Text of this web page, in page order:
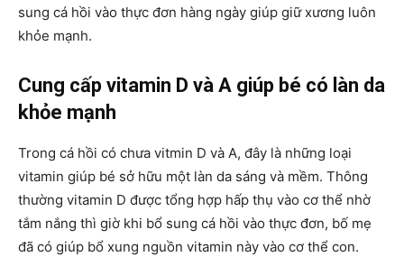
sung cá hồi vào thực đơn hàng ngày giúp giữ xương luôn
khỏe mạnh.
Cung cấp vitamin D và A giúp bé có làn da
khỏe mạnh
Trong cá hồi có chưa vitmin D và A, đây là những loại
vitamin giúp bé sở hữu một làn da sáng và mềm. Thông
thường vitamin D được tổng hợp hấp thụ vào cơ thể nhờ
tắm nắng thì giờ khi bổ sung cá hồi vào thực đơn, bố mẹ
đã có giúp bổ xung nguồn vitamin này vào cơ thể con.